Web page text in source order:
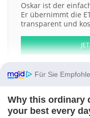
Oskar ist der
Er übernimmt die
transparent und
Aktien ATX DAX
Für Sie
Why this ordinary
your best every